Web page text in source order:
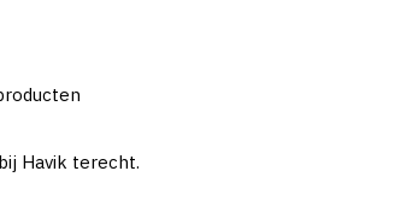
Havik terecht.